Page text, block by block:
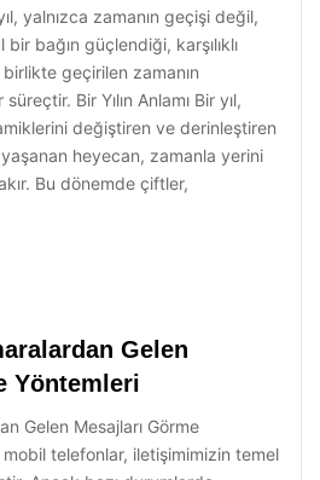
yalnızca zamanın geçişi değil,
bağın güçlendiği, karşılıklı
geçirilen zamanın
Bir Yılın Anlamı Bir yıl,
değiştiren ve derinleştiren
heyecan, zamanla yerini
Bu dönemde çiftler,
Gelen
Yöntemleri
Gelen Mesajları Görme
telefonlar, iletişimimizin temel